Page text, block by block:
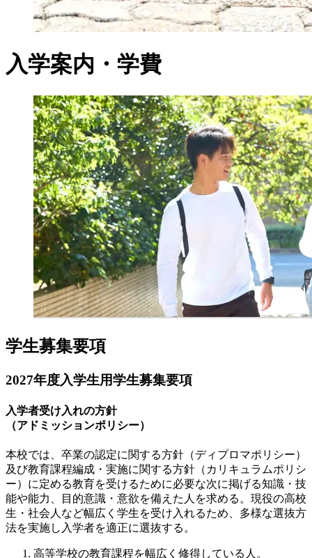
入学案内・学費
学生募集要項
2027年度入学生用学生募集要項
入学者受け入れの方針
（アドミッションポリシー）
本校では、卒業の認定に関する方針（ディプロマポリシー）
及び教育課程編成・実施に関する方針（カリキュラムポリシ
ー）に定める教育を受けるために必要な次に掲げる知識・技
能や能力、目的意識・意欲を備えた人を求める。現役の高校
生・社会人など幅広く学生を受け入れるため、多様な選抜方
法を実施し入学者を適正に選抜する。
高等学校の教育課程を幅広く修得している人。